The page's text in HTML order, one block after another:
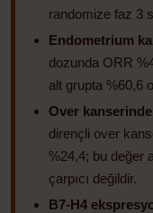
randomize faz 3
Endometrium
dozunda ORR
alt grupta %60,6
Over
dirençli over
%24,4; bu değer
çarpıcı değildir.
B7-H4